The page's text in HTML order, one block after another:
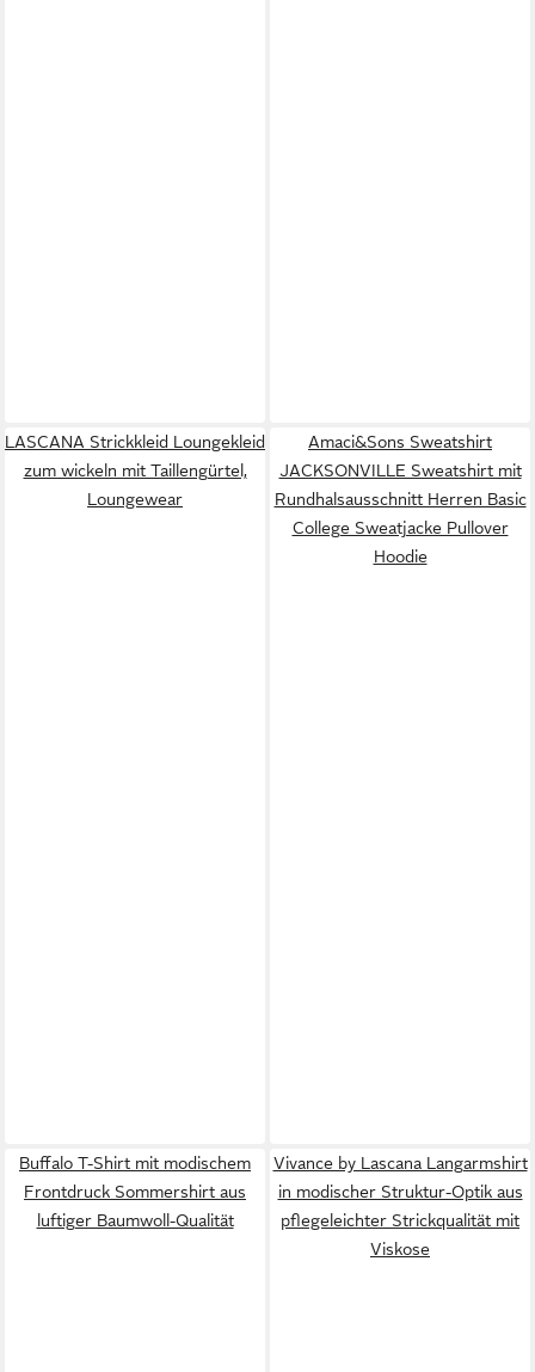
LASCANA Strickkleid Loungekleid
zum wickeln mit Taillengürtel,
Loungewear
Amaci&Sons Sweatshirt
JACKSONVILLE Sweatshirt mit
Rundhalsausschnitt Herren Basic
College Sweatjacke Pullover
Hoodie
Buffalo T-Shirt mit modischem
Frontdruck Sommershirt aus
luftiger Baumwoll-Qualität
Vivance by Lascana Langarmshirt
in modischer Struktur-Optik aus
pflegeleichter Strickqualität mit
Viskose